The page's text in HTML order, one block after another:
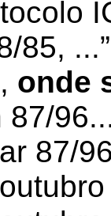
85,
onde
87/
87/